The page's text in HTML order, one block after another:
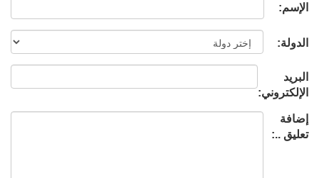
الإسم:
الدولة:
البريد
الإلكتروني:
إضافة
تعليق ..: